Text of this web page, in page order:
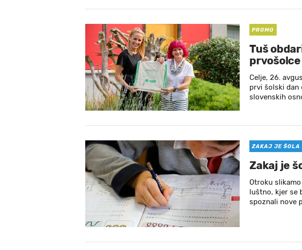
PROMO
Tuš
prvošolce
Celje, 26.
prvi šolski dan
slovenskih
ZAKAJ JE ŠOLA
Zakaj je
Otroku
luštno, kjer se
spoznali nove